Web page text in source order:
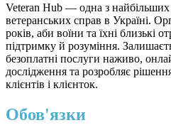
Veteran Hub — одна з найбільших
ветеранських справ в Україні.
років, аби воїни та їхні близькі
підтримку й розуміння.
безоплатні послуги наживо,
дослідження та розробляє
клієнтів і клієнток.
Обов'язки